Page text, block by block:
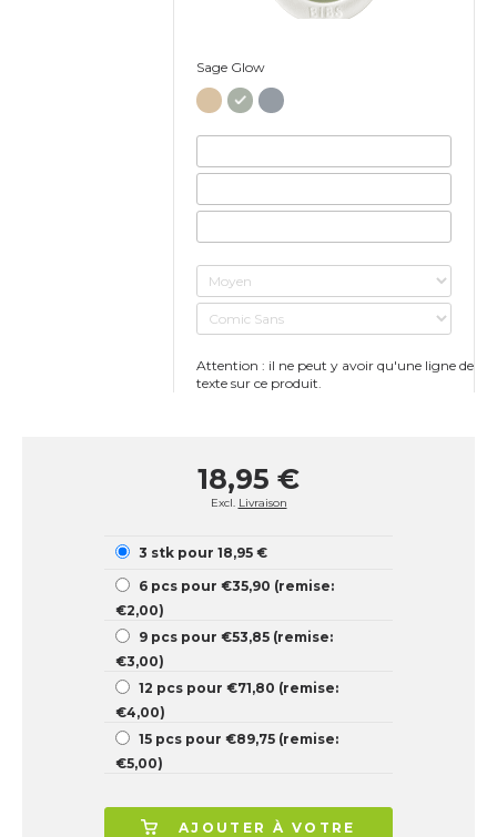
Sage Glow
Attention : il ne peut y avoir qu'une ligne de
texte sur ce produit.
18,95 €
Excl. Livraison
3 stk pour 18,95 €
6 pcs pour €35,90 (remise:
€2,00)
9 pcs pour €53,85 (remise:
€3,00)
12 pcs pour €71,80 (remise:
€4,00)
15 pcs pour €89,75 (remise:
€5,00)
AJOUTER À VOTRE